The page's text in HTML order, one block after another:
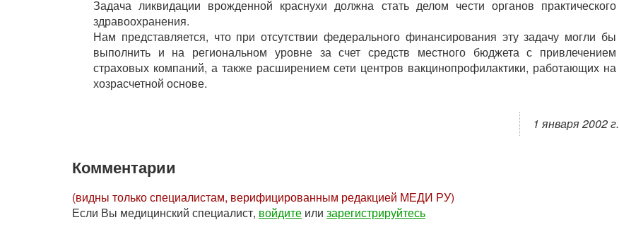
Задача ликвидации врожденной краснухи должна стать делом чести органов практического
здравоохранения.
Нам представляется, что при отсутствии федерального финансирования эту задачу могли бы
выполнить и на региональном уровне за счет средств местного бюджета с привлечением
страховых компаний, а также расширением сети центров вакцинопрофилактики, работающих на
хозрасчетной основе.
1 января 2002 г.
Комментарии
(видны только специалистам, верифицированным редакцией МЕДИ РУ)
Если Вы медицинский специалист, войдите или зарегистрируйтесь